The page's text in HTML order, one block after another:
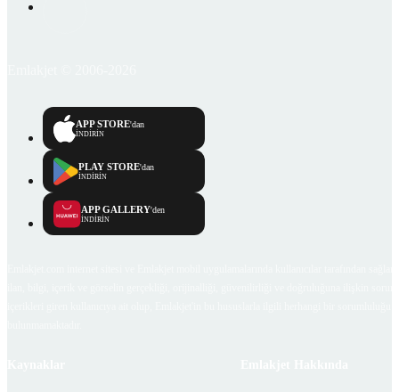
APP STORE'dan
İNDİRİN
PLAY STORE'dan
İNDİRİN
APP GALLERY'den
İNDİRİN